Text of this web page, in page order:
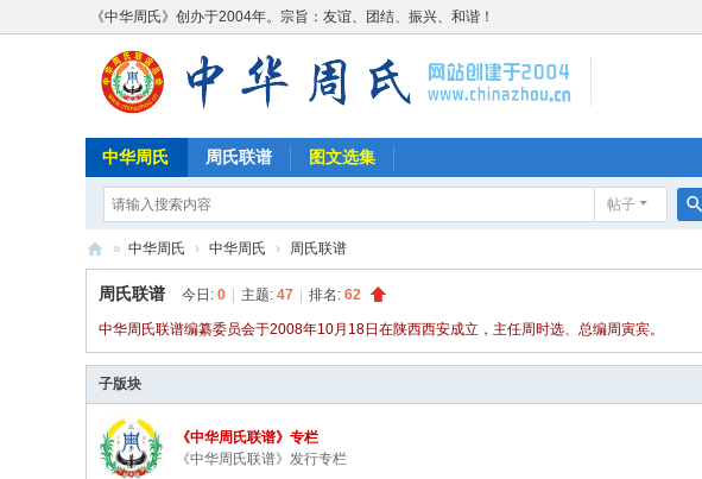
《中华周氏》创办于2004年。宗旨：友谊、团结、振兴、和谐！
中华周氏 周氏联谱 图文选集
帖子
索
《
华
周
》
» 中华周氏 › 中华周氏 › 周氏联谱
周氏联谱 今日: 0 主题: 47 排名: 62
中华周氏联谱编纂委员会于2008年10月18日在陕西西安成立，主任周时选、总编周寅宾。
子版块
《中华周氏联谱》专栏
《中华周氏联谱》发行专栏